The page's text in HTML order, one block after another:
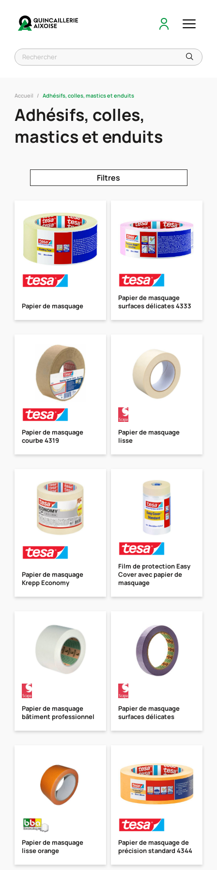
Accueil Adhésifs, colles, mastics et enduits
Adhésifs, colles,
mastics et enduits
Filtres
Papier de masquage
Papier de masquage
surfaces délicates 4333
Papier de masquage
courbe 4319
Papier de masquage
lisse
Papier de masquage
Krepp Economy
Film de protection Easy
Cover avec papier de
masquage
Papier de masquage
bâtiment professionnel
Papier de masquage
surfaces délicates
Papier de masquage
lisse orange
Papier de masquage de
précision standard 4344